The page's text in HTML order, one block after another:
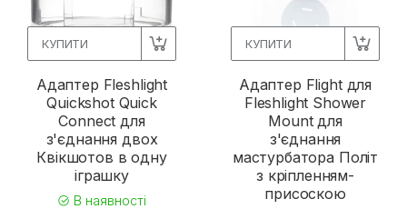
КУПИТИ
Адаптер Fleshlight
Quickshot Quick
Connect для
з'єднання двох
Квікшотов в одну
іграшку
В наявності
КУПИТИ
Адаптер Flight для
Fleshlight Shower
Mount для
з'єднання
мастурбатора Політ
з кріпленням-
присоскою